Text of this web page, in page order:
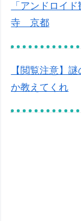
「アンドロイ
寺 京都
【閲覧注意】
か教えてくれ